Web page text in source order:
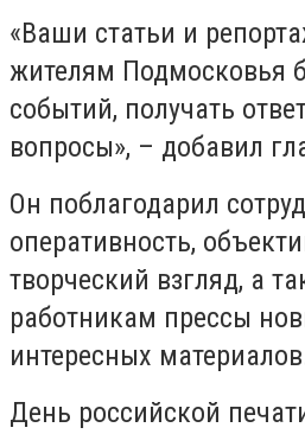
«Ваши статьи и
жителям Подмосковья
событий, получать
вопросы», – добавил
Он поблагодарил
оперативность,
творческий взгляд, а
работникам прессы
интересных
День российской